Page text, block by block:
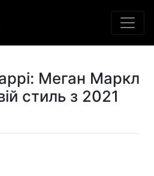
Меган Маркл
стиль з 2021